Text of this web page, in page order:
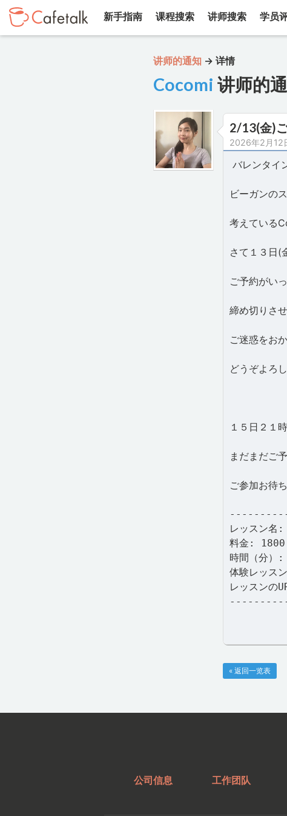
新手指南 课程搜索 讲师搜索 学员
讲师的通知 → 详情
Cocomi 讲师的
2/13(金)
2026年2月12
バレンタイ
ビーガンの
考えている
さて１３日(
ご予約がい
締め切りさ
ご迷惑をお
どうぞよろ
１５日２１
まだまだご
ご参加お待
レッスン名
料金: 1800
時間（分）
体験レッス
レッスンの
« 返回一览表
公司信息 工作团队